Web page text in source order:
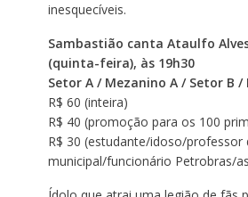
inesquecíveis.
Sambastião canta Ataulfo
(quinta-feira), às 19h30
Setor A / Mezanino A / Setor B /
R$ 60 (inteira)
R$ 40 (promoção para os 100
R$ 30 (estudante/idoso/professor
municipal/funcionário Petrobras/